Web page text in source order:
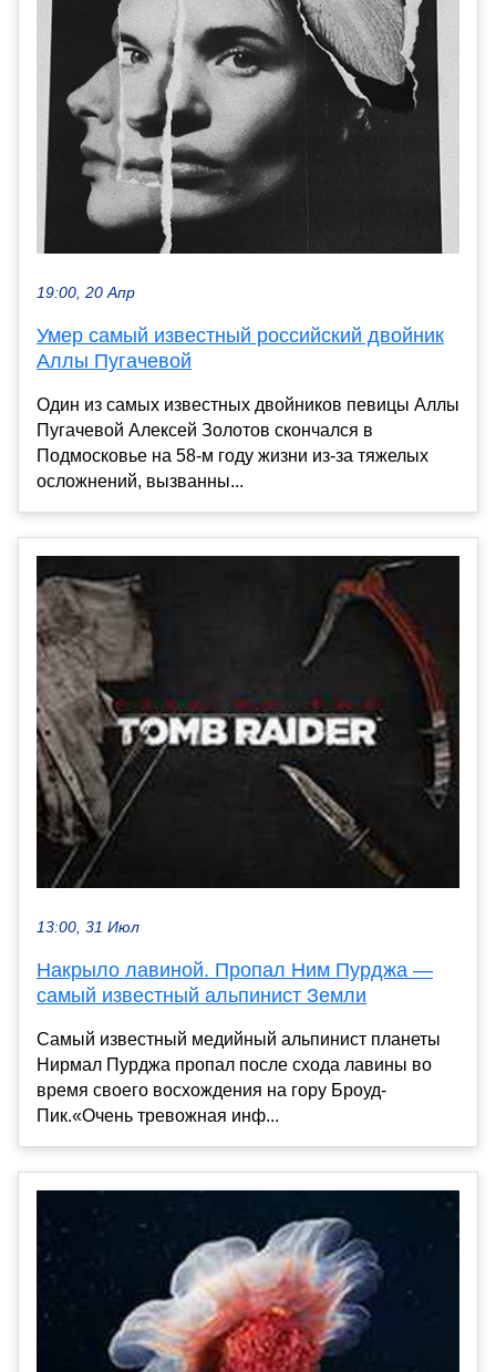
19:00, 20 Апр
Умер самый известный российский двойник
Аллы Пугачевой
Один из самых известных двойников певицы Аллы
Пугачевой Алексей Золотов скончался в
Подмосковье на 58-м году жизни из-за тяжелых
осложнений, вызванны...
13:00, 31 Июл
Накрыло лавиной. Пропал Ним Пурджа —
самый известный альпинист Земли
Самый известный медийный альпинист планеты
Нирмал Пурджа пропал после схода лавины во
время своего восхождения на гору Броуд-
Пик.«Очень тревожная инф...